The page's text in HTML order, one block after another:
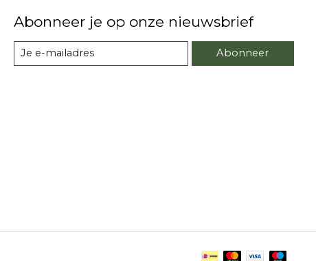
Abonneer je op onze nieuwsbrief
Abonneer